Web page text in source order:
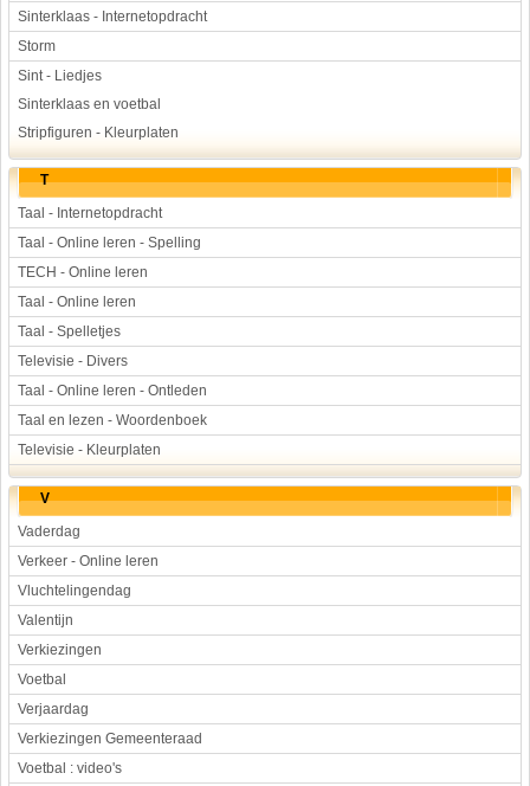
Sinterklaas - Internetopdracht
Storm
Sint - Liedjes
Sinterklaas en voetbal
Stripfiguren - Kleurplaten
T
Taal - Internetopdracht
Taal - Online leren - Spelling
TECH - Online leren
Taal - Online leren
Taal - Spelletjes
Televisie - Divers
Taal - Online leren - Ontleden
Taal en lezen - Woordenboek
Televisie - Kleurplaten
V
Vaderdag
Verkeer - Online leren
Vluchtelingendag
Valentijn
Verkiezingen
Voetbal
Verjaardag
Verkiezingen Gemeenteraad
Voetbal : video's